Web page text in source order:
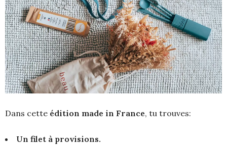
Dans cette édition made in France, tu trouves:
Un filet à provisions.